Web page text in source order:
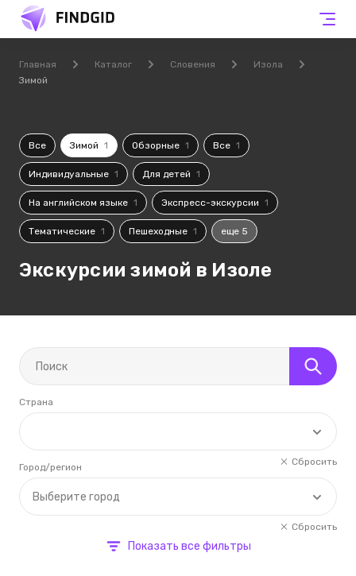
Главная Каталог Словения
Изола
Зимой
Все Зимой 1 Обзорные 1 Все 1
Индивидуальные 1 Для детей 1
На английском языке 1 Экспресс-экскурсии 1
Тематические 1 Пешеходные 1 еще 5
Экскурсии зимой в Изоле
Страна
Сбросить
Выберите город
Город/регион
Сбросить
Показать все фильтры